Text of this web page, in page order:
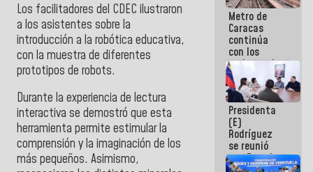
Los facilitadores del CDEC ilustraron
a los asistentes sobre la
introducción a la robótica educativa,
con la muestra de diferentes
prototipos de robots.
Durante la experiencia de lectura
interactiva se demostró que esta
herramienta permite estimular la
comprensión y la imaginación de los
más pequeños. Asimismo,
Metro de
Caracas
continúa
con los
trabajos de
mantenimiento
e inspección
en la Línea 2
Presidenta
(E)
Rodríguez
se reunió
con Estado